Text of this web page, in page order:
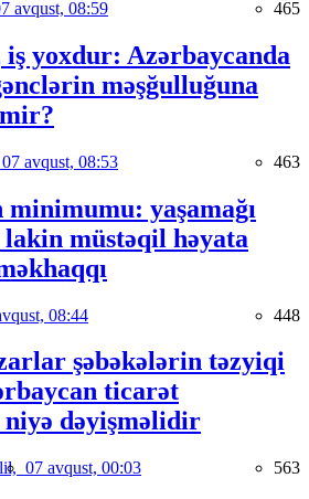
avqust, 08:59 465
yoxdur: Azərbaycanda
məşğulluğuna
07 avqust, 08:53 463
minimumu: yaşamağı
lakin müstəqil həyata
08:44 448
şəbəkələrin təzyiqi
ticarət
niyə dəyişməlidir
07 avqust, 00:03 563